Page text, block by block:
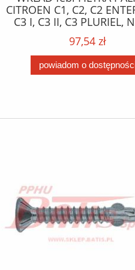
CITROEN C1, C2, C2
C3 I, C3 II, C3 PLURIEL,
XSARA; FORD FIESTA V,
FUSION; MAZDA 2;
1007, 107, 206, 206+,
BIPPER 1.4D 09.01-
97,54 zł
powiadom o